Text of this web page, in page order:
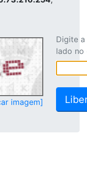
imagem]
Digite
lado no